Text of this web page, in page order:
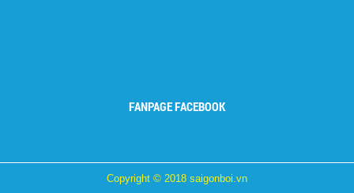
FANPAGE FACEBOOK
Copyright © 2018 saigonboi.vn